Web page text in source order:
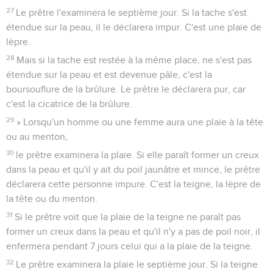
27 Le prêtre l'examinera le septième jour. Si la tache s'est
étendue sur la peau, il le déclarera impur. C'est une plaie de
lèpre.
28 Mais si la tache est restée à la même place, ne s'est pas
étendue sur la peau et est devenue pâle, c'est la
boursouflure de la brûlure. Le prêtre le déclarera pur, car
c'est la cicatrice de la brûlure.
29 » Lorsqu'un homme ou une femme aura une plaie à la tête
ou au menton,
30 le prêtre examinera la plaie. Si elle paraît former un creux
dans la peau et qu'il y ait du poil jaunâtre et mince, le prêtre
déclarera cette personne impure. C'est la teigne, la lèpre de
la tête ou du menton.
31 Si le prêtre voit que la plaie de la teigne ne paraît pas
former un creux dans la peau et qu'il n'y a pas de poil noir, il
enfermera pendant 7 jours celui qui a la plaie de la teigne.
32 Le prêtre examinera la plaie le septième jour. Si la teigne